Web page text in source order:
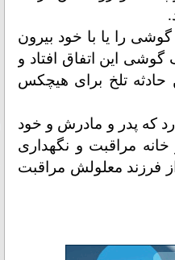
را یا با خود بیرون
گوشی این اتفاق افتاد و
تلخ برای هیچکس
که پدر و مادرش و خود
در خانه مراقبت و نگهداری
فرزند معلولش مراقبت